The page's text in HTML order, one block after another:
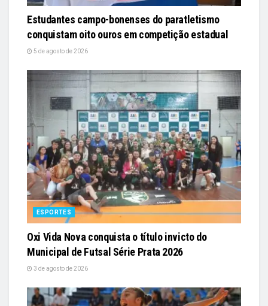
Estudantes campo-bonenses do paratletismo
conquistam oito ouros em competição estadual
5 de agosto de 2026
ESPORTES
Oxi Vida Nova conquista o título invicto do
Municipal de Futsal Série Prata 2026
3 de agosto de 2026